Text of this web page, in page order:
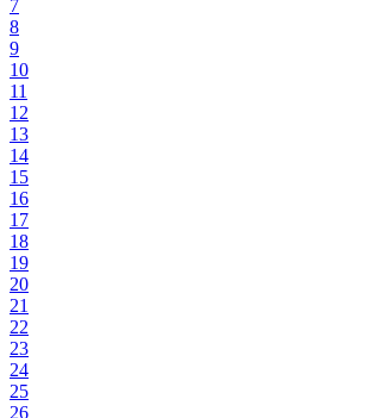
7
8
9
10
11
12
13
14
15
16
17
18
19
20
21
22
23
24
25
26